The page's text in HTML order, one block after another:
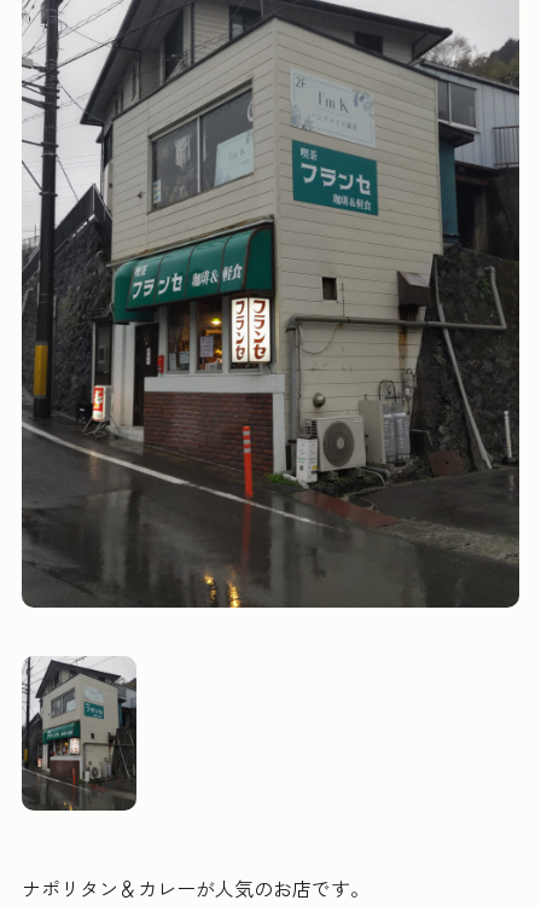
ナポリタン＆カレーが人気のお店です。